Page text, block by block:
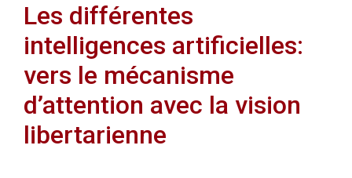
Les différentes
intelligences artificielles:
vers le mécanisme
d’attention avec la vision
libertarienne